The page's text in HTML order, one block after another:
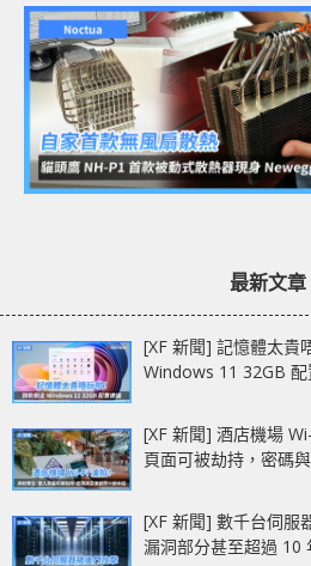
最新文章
[XF 新聞] 記憶體太
Windows 11 32GB
[XF 新聞] 酒店機場
頁面可被劫持，密碼
[XF 新聞] 數千台伺
漏洞部分甚至超過 10